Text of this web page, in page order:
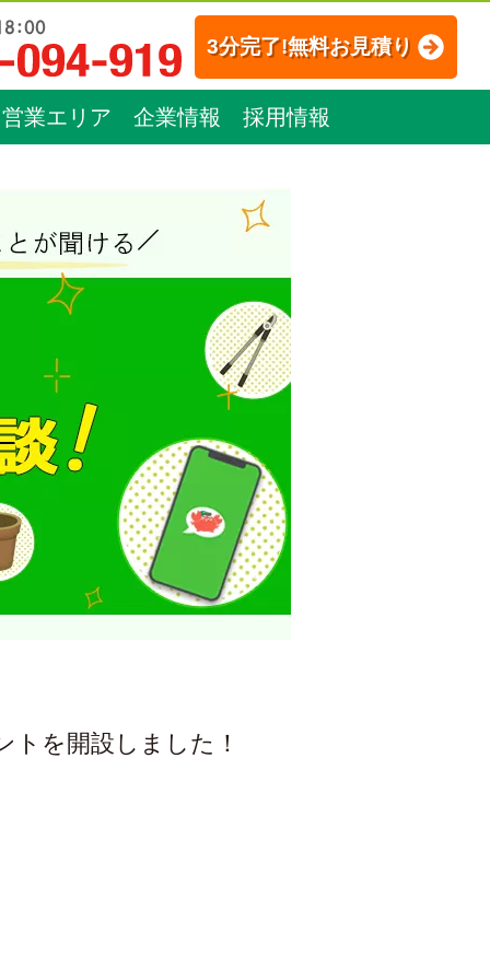
3分完了!無料お見積り
営業エリア 企業情報 採用情報
を開設しました！